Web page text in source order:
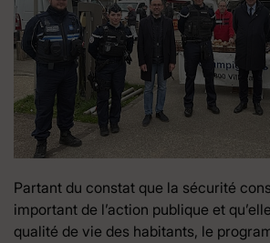
Partant du constat que la sécurité
important de l’action publique et
qualité de vie des habitants, le